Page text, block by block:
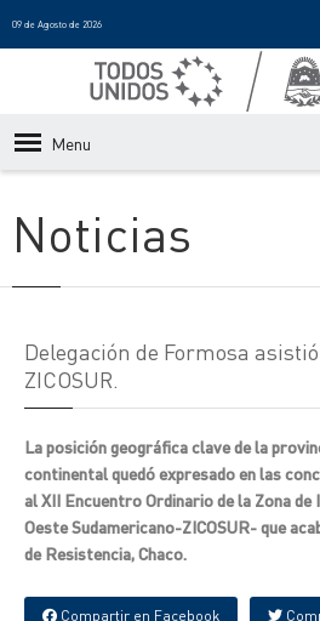
09 de Agosto de 2026
Menu
Noticias
Delegación de Formosa
ZICOSUR.
La posición geográfica clave de la
continental quedó expresado en las
al XII Encuentro Ordinario de la Zona
Oeste Sudamericano-ZICOSUR- que
de Resistencia, Chaco.
Compartir en Facebook